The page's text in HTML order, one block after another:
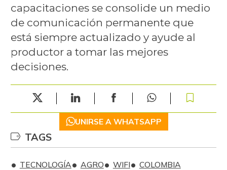
capacitaciones se consolide un medio
de comunicación permanente que
está siempre actualizado y ayude al
productor a tomar las mejores
decisiones.
UNIRSE A WHATSAPP
TAGS
TECNOLOGÍA AGRO WIFI
COLOMBIA